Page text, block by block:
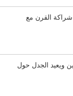
القرن مع
ويعيد الجدل حول